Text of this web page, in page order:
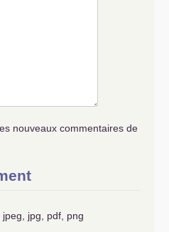
nouveaux commentaires de
jpg, pdf, png